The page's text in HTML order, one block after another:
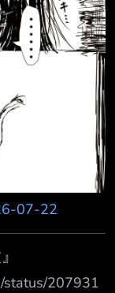
07-22
status/207931